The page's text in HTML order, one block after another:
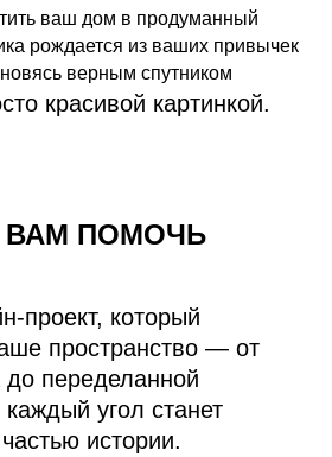
ваш дом в продуманный
рождается из ваших привычек
верным спутником
красивой картинкой.
ВАМ ПОМОЧЬ
который
пространство — от
до переделанной
угол станет
истории.